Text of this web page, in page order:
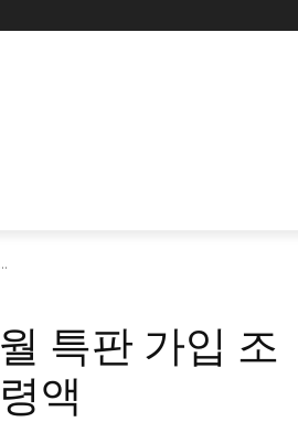
특판 가입 조
액